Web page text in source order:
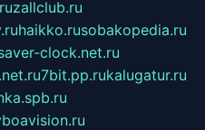
zallclub.ru
haikko.rusobakopedia.ru
clock.net.ru
7bit.pp.rukalugatur.ru